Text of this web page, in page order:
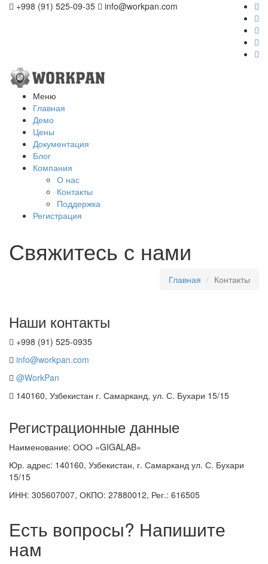
+998 (91) 525-09-35 info@workpan.com
Меню
Главная
Демо
Цены
Документация
Блог
Компания
О нас
Контакты
Поддержка
Регистрация
Свяжитесь с нами
Главная Контакты
Наши контакты
+998 (91) 525-0935
info@workpan.com
@WorkPan
140160, Узбекистан г. Самарканд, ул. С. Бухари 15/15
Регистрационные данные
Наименование: ООО «GIGALAB»
Юр. адрес: 140160, Узбекистан, г. Самарканд ул. С. Бухари
15/15
ИНН: 305607007, ОКПО: 27880012, Рег.: 616505
Есть вопросы? Напишите
нам